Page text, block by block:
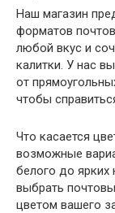
Наш магазин
форматов
любой вкус и
калитки. У нас
от
чтобы
Что касается
возможные
белого до
выбрать
цветом вашего